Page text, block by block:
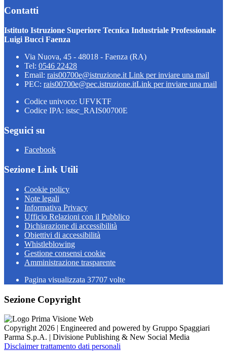
Contatti
Istituto Istruzione Superiore Tecnica Industriale Professionale
Luigi Bucci Faenza
Via Nuova, 45 - 48018 - Faenza (RA)
Tel: 0546 22428
Email: rais00700e@istruzione.it Link per inviare una mail
PEC: rais00700e@pec.istruzione.itLink per inviare una mail
Codice univoco: UFVKTF
Codice IPA: istsc_RAIS00700E
Seguici su
Facebook
Sezione Link Utili
Cookie policy
Note legali
Informativa Privacy
Ufficio Relazioni con il Pubblico
Dichiarazione di accessibilità
Obiettivi di accessibilità
Whistleblowing
Gestione consensi cookie
Amministrazione trasparente
Pagina visualizzata 37707 volte
Sezione Copyright
Copyright 2026 | Engineered and powered by Gruppo Spaggiari
Parma S.p.A. | Divisione Publishing & New Social Media
Disclaimer trattamento dati personali